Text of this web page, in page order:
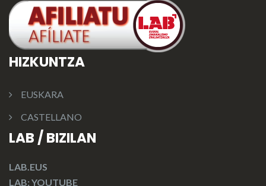
HIZKUNTZA
EUSKARA
CASTELLANO
LAB / BIZILAN
LAB.EUS
LAB: YOUTUBE